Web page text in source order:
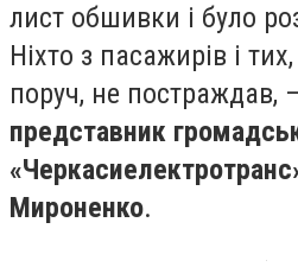
лист обшивки і було
Ніхто з пасажирів і
поруч, не постраждав,
представник
Мироненко.